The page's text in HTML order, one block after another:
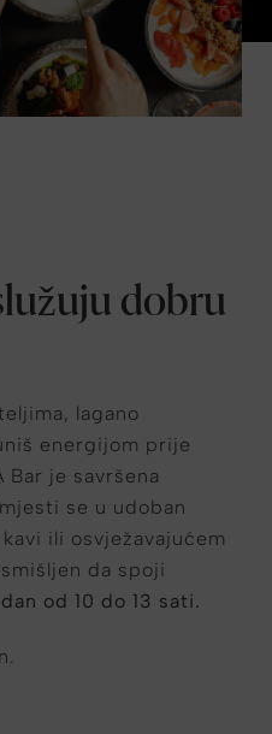
dobru
lagano
energijom prije
Bar je savršena
se u udoban
ili osvježavajućem
da spoji
od 10 do 13 sati.